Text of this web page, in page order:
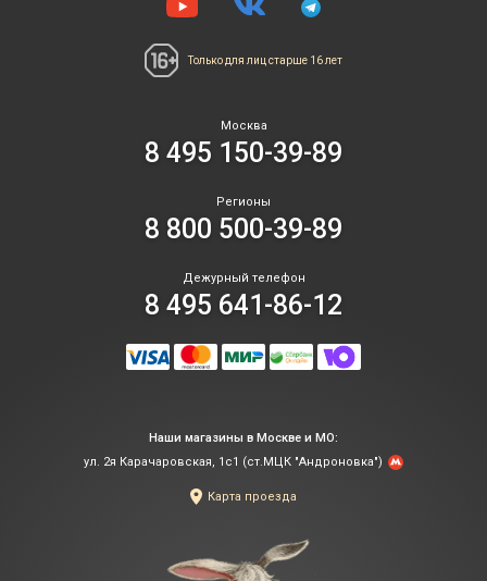
Только для лиц старше 16 лет
Москва
8 495 150-39-89
Регионы
8 800 500-39-89
Дежурный телефон
8 495 641-86-12
Наши магазины в Москве и МО:
ул. 2я Карачаровская, 1с1 (ст.МЦК "Андроновка")
Карта проезда